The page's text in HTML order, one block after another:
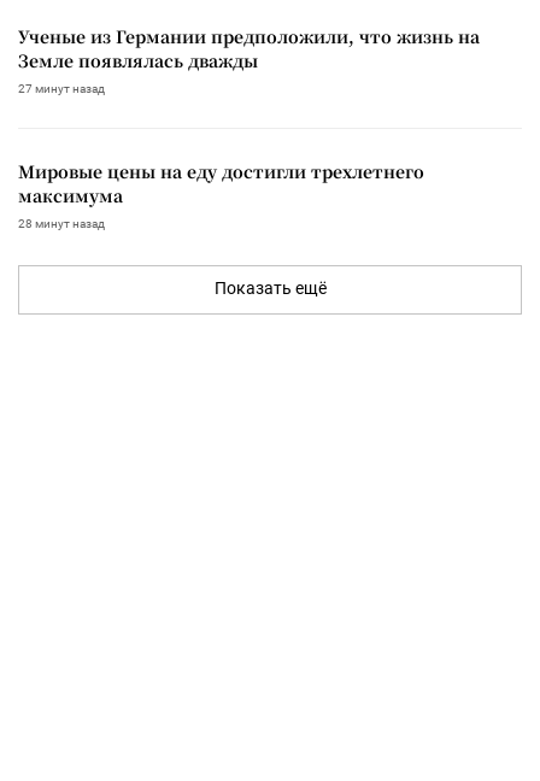
Ученые из Германии предположили, что жизнь на
Земле появлялась дважды
27 минут назад
Мировые цены на еду достигли трехлетнего
максимума
28 минут назад
Показать ещё